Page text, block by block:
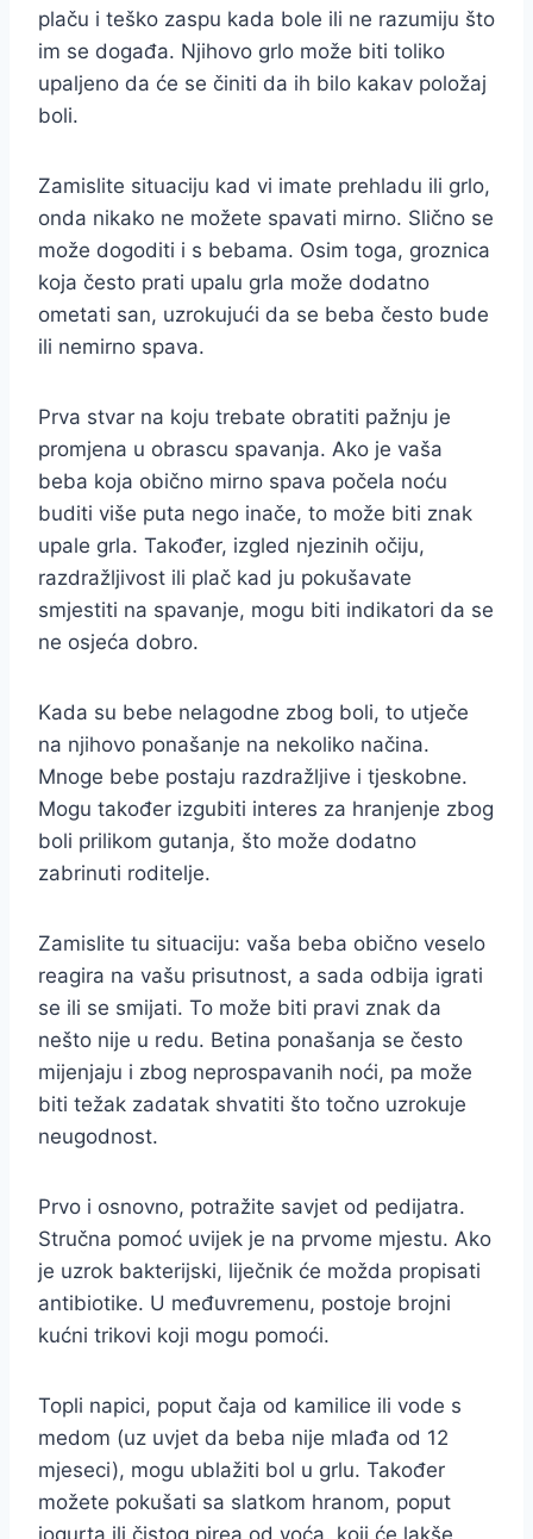
plaču i teško zaspu kada bole ili ne razumiju što
im se događa. Njihovo grlo može biti toliko
upaljeno da će se činiti da ih bilo kakav položaj
boli.
Zamislite situaciju kad vi imate prehladu ili grlo,
onda nikako ne možete spavati mirno. Slično se
može dogoditi i s bebama. Osim toga, groznica
koja često prati upalu grla može dodatno
ometati san, uzrokujući da se beba često bude
ili nemirno spava.
Prva stvar na koju trebate obratiti pažnju je
promjena u obrascu spavanja. Ako je vaša
beba koja obično mirno spava počela noću
buditi više puta nego inače, to može biti znak
upale grla. Također, izgled njezinih očiju,
razdražljivost ili plač kad ju pokušavate
smjestiti na spavanje, mogu biti indikatori da se
ne osjeća dobro.
Kada su bebe nelagodne zbog boli, to utječe
na njihovo ponašanje na nekoliko načina.
Mnoge bebe postaju razdražljive i tjeskobne.
Mogu također izgubiti interes za hranjenje zbog
boli prilikom gutanja, što može dodatno
zabrinuti roditelje.
Zamislite tu situaciju: vaša beba obično veselo
reagira na vašu prisutnost, a sada odbija igrati
se ili se smijati. To može biti pravi znak da
nešto nije u redu. Betina ponašanja se često
mijenjaju i zbog neprospavanih noći, pa može
biti težak zadatak shvatiti što točno uzrokuje
neugodnost.
Prvo i osnovno, potražite savjet od pedijatra.
Stručna pomoć uvijek je na prvome mjestu. Ako
je uzrok bakterijski, liječnik će možda propisati
antibiotike. U međuvremenu, postoje brojni
kućni trikovi koji mogu pomoći.
Topli napici, poput čaja od kamilice ili vode s
medom (uz uvjet da beba nije mlađa od 12
mjeseci), mogu ublažiti bol u grlu. Također
možete pokušati sa slatkom hranom, poput
jogurta ili čistog pirea od voća, koji će lakše